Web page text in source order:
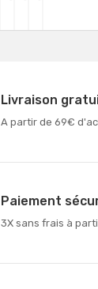
Livraison
A partir de 69€
Paiement
3X sans frais à